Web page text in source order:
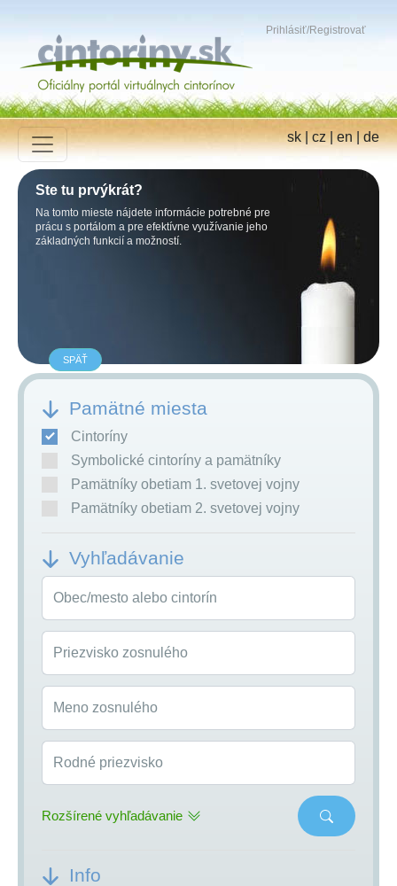
Prihlásiť/Registrovať
sk|cz|en|de
Ste tu prvýkrát?
Na tomto mieste nájdete informácie potrebné pre
prácu s portálom a pre efektívne využívanie jeho
základných funkcií a možností.
SPÄŤ
Pamätné miesta
Cintoríny
Symbolické cintoríny a pamätníky
Pamätníky obetiam 1. svetovej vojny
Pamätníky obetiam 2. svetovej vojny
Vyhľadávanie
Obec/mesto alebo cintorín
Priezvisko zosnulého
Meno zosnulého
Rodné priezvisko
Rozšírené vyhľadávanie
Info